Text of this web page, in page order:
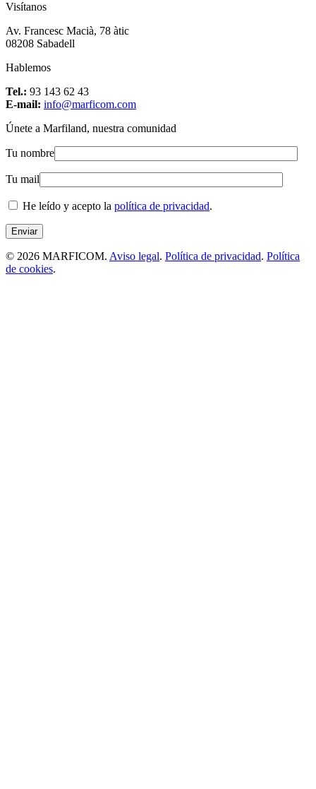
Visítanos
Av. Francesc Macià, 78 àtic
08208 Sabadell
Hablemos
Tel.: 93 143 62 43
E-mail: info@marficom.com
Únete a Marfiland, nuestra comunidad
Tu nombre
Tu mail
He leído y acepto la política de privacidad.
© 2026 MARFICOM. Aviso legal. Política de privacidad. Política
de cookies.